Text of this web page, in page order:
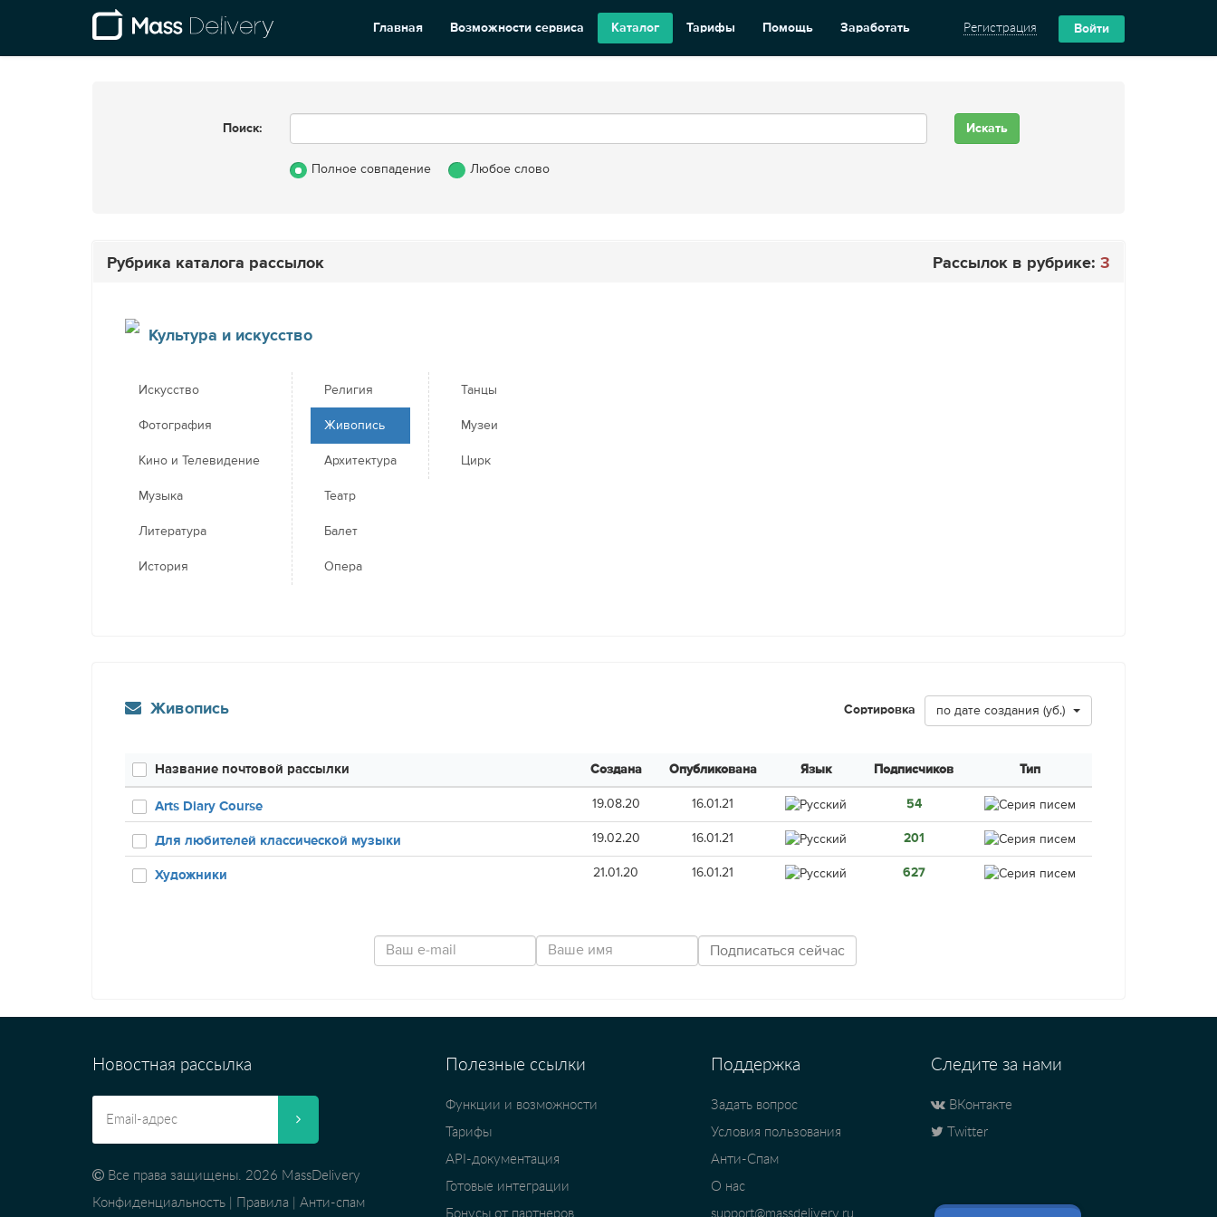
Главная Возможности сервиса Каталог Тарифы Помощь Заработать Регистрация Войти
Поиск:
Полное совпадение Любое слово
Рубрика каталога рассылок Рассылок в рубрике: 3
Культура и искусство
Искусство
Фотография
Кино и Телевидение
Музыка
Литература
История
Религия
Живопись
Архитектура
Театр
Балет
Опера
Танцы
Музеи
Цирк
Живопись Сортировка по дате создания (уб.)
Название почтовой рассылки Создана Опубликована Язык Подписчиков Тип
Arts Diary Course 19.08.20 16.01.21 54
Для любителей классической музыки 19.02.20 16.01.21 201
Художники 21.01.20 16.01.21 627
Новостная рассылка
Все права защищены. 2026 MassDelivery
Конфиденциальность
Правила Анти-спам
Полезные ссылки
Функции и возможности
Тарифы
API-документация
Готовые интеграции
Бонусы от партнеров
Поддержка
Задать вопрос
Условия пользования
Анти-Спам
О нас
support@massdelivery.ru
Следите за нами
ВКонтакте
Twitter